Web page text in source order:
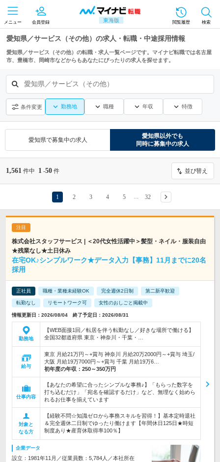
東海版
メニュー 会員登録 閲覧履歴 検索
愛知県／サービス（その他）の求人・転職・中途採用情報
愛知県／サービス（その他）の転職・求人一覧ページです。マイナビ転職では名古屋
市、豊橋市、岡崎市などからもあなたにぴったりの求人を探せます。
愛知県／サービス（その他）
条件変更 勤務地 職種 年収 特徴
愛知県で募集中の求人
愛知県以外でも
同時に募集中の求人
1,561 件中 1 -50 件 並び替え
1 2 3 4 5 32
株式会社スタッフサービス | ＜20代女性活躍中＞髪型・ネイル・服装自由
★残業なし★土日休み
在宅OK♪シンプルワーク★データ入力【事務】11月までに20名
採用
正社員 職種・業種未経験OK 完全週休2日制 第二新卒歓迎
転勤なし リモートワーク可 女性のおしごと掲載中
情報更新日：2026/08/04 終了予定日：2026/08/31
勤務地
【WEB面接1回／転居を伴う転勤なし／好きな場所で働ける】
全国32都道府県 東京・神奈川・千葉・…
給与
東京 月給21万円～+賞与 神奈川 月給20万2000円～+賞与 埼玉/
大阪 月給19万7000円～+賞与 千葉 月給19万6…
初年度の年収： 250～350万円
仕事内容
【あなたの希望に合ったシンプルな事務♪】「もらった数字を
打ち込むだけ」「宛名を確認するだけ」など、無理なく始めら
れるお仕事を揃えています
対象と
なる方
【経験不問☆知識ゼロから事務スキルを習得！】基本定時退社
＆完全週休二日制でゆったり働けます【年間休日125日★時短
制度あり★産育休取得率100％】
企業データ
設立：1981年11月／従業員数：5,784人／本社所在